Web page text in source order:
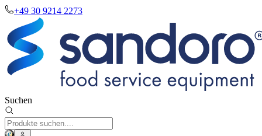
+49 30 9214 2273
Suchen